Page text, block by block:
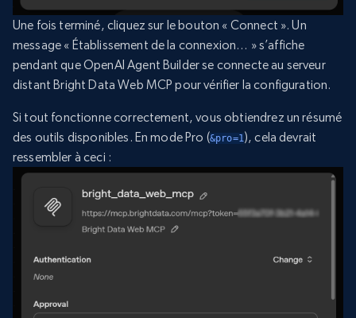
Une fois terminé, cliquez sur le bouton « Connect ». Un
message « Établissement de la connexion… » s’affiche
pendant que OpenAI Agent Builder se connecte au serveur
distant Bright Data Web MCP pour vérifier la configuration.
Si tout fonctionne correctement, vous obtiendrez un résumé
des outils disponibles. En mode Pro (&pro=1), cela devrait
ressembler à ceci :